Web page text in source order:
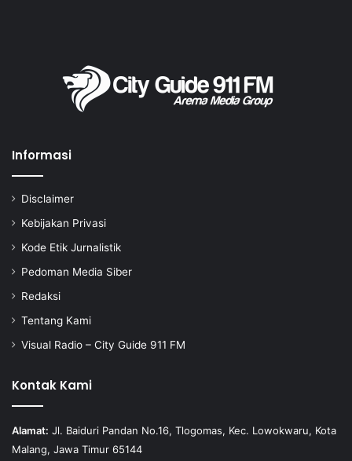
Informasi
Disclaimer
Kebijakan Privasi
Kode Etik Jurnalistik
Pedoman Media Siber
Redaksi
Tentang Kami
Visual Radio – City Guide 911 FM
Kontak Kami
Alamat: Jl. Baiduri Pandan No.16, Tlogomas, Kec. Lowokwaru, Kota
Malang, Jawa Timur 65144